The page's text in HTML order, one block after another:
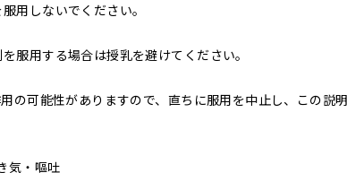
用しないでください。
服用する場合は授乳を避けてください。
の可能性がありますので、直ちに服用を中止し、この
気・嘔吐